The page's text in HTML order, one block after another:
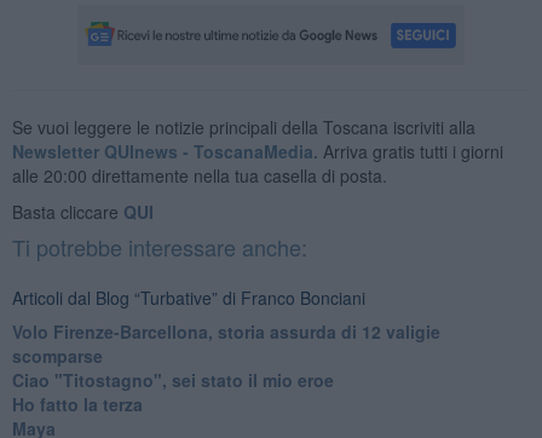
Se vuoi leggere le notizie principali della Toscana iscriviti alla
Newsletter QUInews - ToscanaMedia. Arriva gratis tutti i giorni
alle 20:00 direttamente nella tua casella di posta.
Basta cliccare QUI
Ti potrebbe interessare anche:
Articoli dal Blog “Turbative” di Franco Bonciani
Volo Firenze-Barcellona, storia assurda di 12 valigie
scomparse
Ciao "Titostagno", sei stato il mio eroe
Ho fatto la terza
Maya